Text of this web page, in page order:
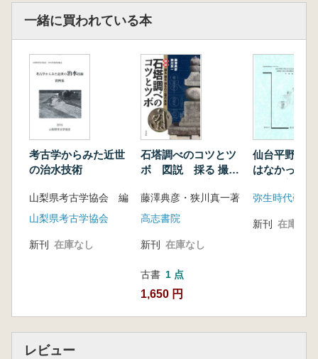
熊谷亮介・里村 静・洪 恵媛・鹿又喜隆・阿子
島 香「山形県新庄市白山B遺跡第2次発掘調
査」
夏木大吾・山田 哲・中村雄紀・廣松晃―・吉
留頌平・大田 圭・増子義彬・佐藤宏之・熊木
俊朗「北海道北見市吉井沢遺跡第9・10次発掘
調査」
木俊朗・佐藤宏之・國木田大・本吉春雄「北海
道遠軽町タチカルシュナイ遺跡M― I地点」
長井謙治「日向洞窟遺跡発掘調査の概要
2016」
一緒に買われている本
考古学からみた近世
の治水技術
山梨県考古学協会 編
山梨県考古学協会
新刊 在庫なし
石塔調べのコツとツ
ボ 図説 採る 撮る
藤澤典彦・狭川真一著
高志書院
新刊 在庫なし
古書 1 点
1,650 円
仙台平野に
はなかった
演と意見交
弥生時代研究
新刊 在庫なし
レビュー